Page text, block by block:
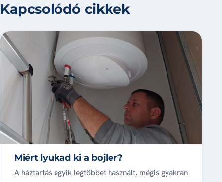
Kapcsolódó cikkek
Miért lyukad ki a bojler?
A háztartás egyik legtöbbet használt, mégis gyakran